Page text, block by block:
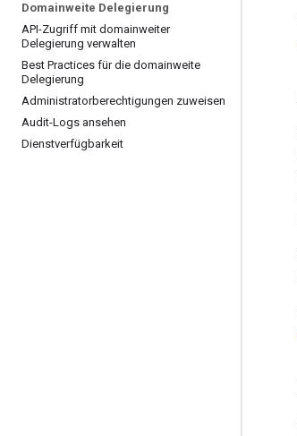
Domainweite Delegierung
API-Zugriff mit domainweiter
Delegierung verwalten
Best Practices für die domainweite
Delegierung
Administratorberechtigungen zuweisen
Audit-Logs ansehen
Dienstverfügbarkeit